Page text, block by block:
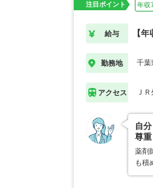
注目ポイント 年収
給与 【
勤務地 千葉
アクセス Ｊ
自
尊重
薬剤
も積